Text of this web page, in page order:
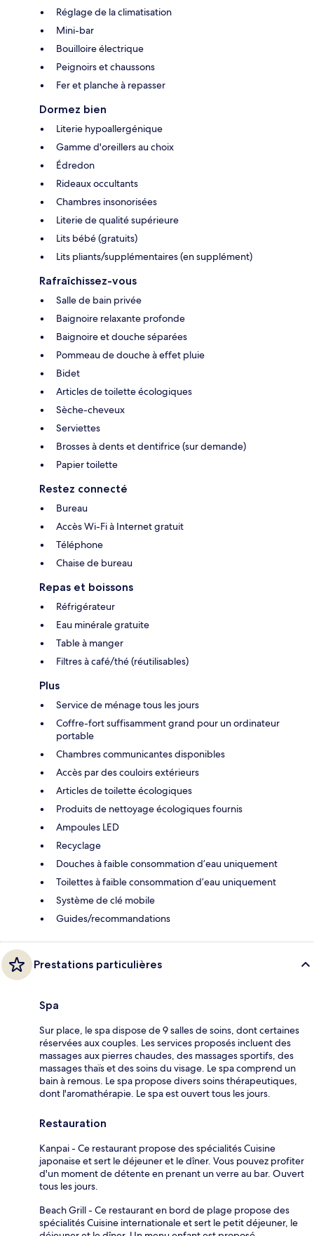
Réglage de la climatisation
Mini-bar
Bouilloire électrique
Peignoirs et chaussons
Fer et planche à repasser
Dormez bien
Literie hypoallergénique
Gamme d'oreillers au choix
Édredon
Rideaux occultants
Chambres insonorisées
Literie de qualité supérieure
Lits bébé (gratuits)
Lits pliants/supplémentaires (en supplément)
Rafraîchissez-vous
Salle de bain privée
Baignoire relaxante profonde
Baignoire et douche séparées
Pommeau de douche à effet pluie
Bidet
Articles de toilette écologiques
Sèche-cheveux
Serviettes
Brosses à dents et dentifrice (sur demande)
Papier toilette
Restez connecté
Bureau
Accès Wi-Fi à Internet gratuit
Téléphone
Chaise de bureau
Repas et boissons
Réfrigérateur
Eau minérale gratuite
Table à manger
Filtres à café/thé (réutilisables)
Plus
Service de ménage tous les jours
Coffre-fort suffisamment grand pour un ordinateur
portable
Chambres communicantes disponibles
Accès par des couloirs extérieurs
Articles de toilette écologiques
Produits de nettoyage écologiques fournis
Ampoules LED
Recyclage
Douches à faible consommation d’eau uniquement
Toilettes à faible consommation d’eau uniquement
Système de clé mobile
Guides/recommandations
Prestations particulières
Spa
Sur place, le spa dispose de 9 salles de soins, dont certaines
réservées aux couples. Les services proposés incluent des
massages aux pierres chaudes, des massages sportifs, des
massages thaïs et des soins du visage. Le spa comprend un
bain à remous. Le spa propose divers soins thérapeutiques,
dont l'aromathérapie. Le spa est ouvert tous les jours.
Restauration
Kanpai - Ce restaurant propose des spécialités Cuisine
japonaise et sert le déjeuner et le dîner. Vous pouvez profiter
d'un moment de détente en prenant un verre au bar. Ouvert
tous les jours.
Beach Grill - Ce restaurant en bord de plage propose des
spécialités Cuisine internationale et sert le petit déjeuner, le